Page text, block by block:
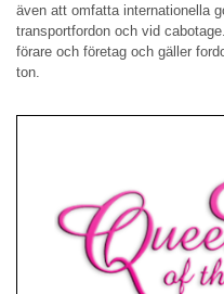
även att omfatta internationella
transportfordon och vid
förare och företag och gäller
ton.